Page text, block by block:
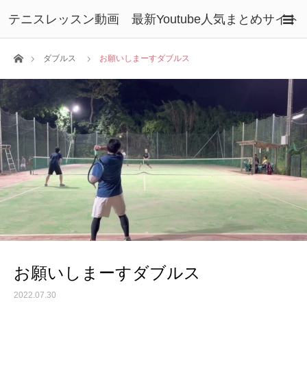
テニスレッスン動画 最新Youtube人気まとめサイト
ホームダブルス お願いしまーすダブルス
お願いしまーすダブルス
2022.07.30